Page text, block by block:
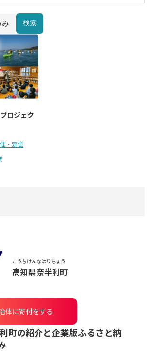
検索
ロジェク
・定住
こうちけん
高知県
なはりちょう
奈半利町
体に寄付をする
町の紹介と企業版ふるさと納